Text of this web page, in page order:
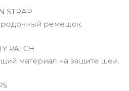
STRAP
ремешок.
PATCH
материал на защите шеи.